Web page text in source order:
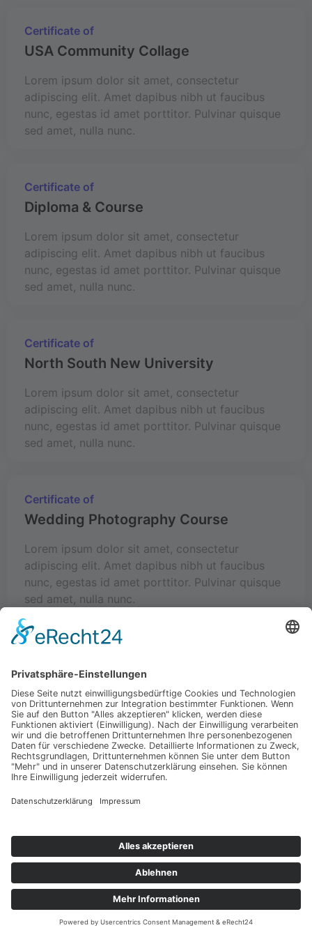
Certificate of
USA Community Collage
Lorem ipsum dolor sit amet, consectetur
adipiscing elit. Amet dapibus nibh ut faucibus
nunc, egestas id amet porttitor. Pulvinar quisque
sed amet, nulla nunc.
Certificate of
Diploma & Course
Lorem ipsum dolor sit amet, consectetur
adipiscing elit. Amet dapibus nibh ut faucibus
nunc, egestas id amet porttitor. Pulvinar quisque
sed amet, nulla nunc.
Certificate of
North South New University
Lorem ipsum dolor sit amet, consectetur
adipiscing elit. Amet dapibus nibh ut faucibus
nunc, egestas id amet porttitor. Pulvinar quisque
sed amet, nulla nunc.
Certificate of
Wedding Photography Course
Lorem ipsum dolor sit amet, consectetur
adipiscing elit. Amet dapibus nibh ut faucibus
nunc, egestas id amet porttitor. Pulvinar quisque
sed amet, nulla nunc.
UI / UX Design
Lorem ipsum dolor sit amet, consectetur
adipiscing elit. Amet dapibus nibh ut faucibus
nunc, egestas id amet porttitor. Pulvinar quisque
sed amet, nulla nunc.
Apps Development Course
Lorem ipsum dolor sit amet, consectetur
adipiscing elit. Amet dapibus nibh ut faucibus
nunc, egestas id amet porttitor. Pulvinar quisque
sed amet, nulla nunc.